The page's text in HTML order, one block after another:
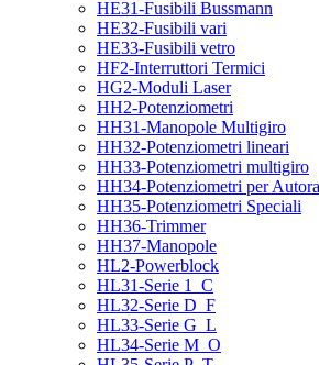
HE31-Fusibili Bussmann
HE32-Fusibili vari
HE33-Fusibili vetro
HF2-Interruttori Termici
HG2-Moduli Laser
HH2-Potenziometri
HH31-Manopole Multigiro
HH32-Potenziometri lineari
HH33-Potenziometri multigiro
HH34-Potenziometri per
HH35-Potenziometri Speciali
HH36-Trimmer
HH37-Manopole
HL2-Powerblock
HL31-Serie 1_C
HL32-Serie D_F
HL33-Serie G_L
HL34-Serie M_O